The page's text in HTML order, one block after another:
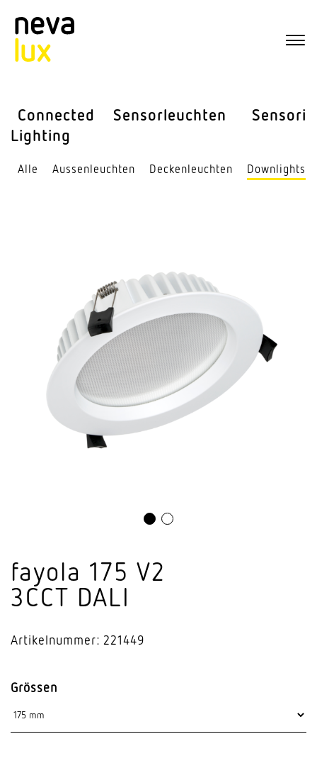
Connected
Lighting
Sensor­leuchten Sensorik
Alle Aussen­leuchten Decken­leuchten Down­lights
fayola 175 V2
3CCT DALI
Artikelnummer: 221449
Grössen